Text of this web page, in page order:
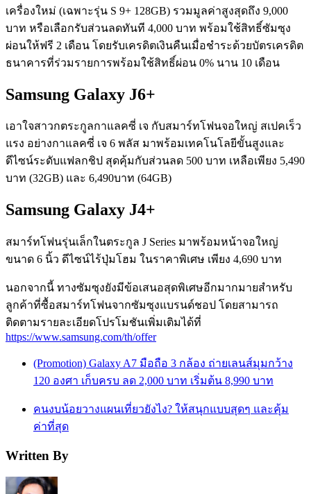
เครื่องใหม่ (เฉพาะรุ่น S 9+ 128GB) รวมมูลค่าสูงสุดถึง 9,000
บาท หรือเลือกรับส่วนลดทันที 4,000 บาท พร้อมใช้สิทธิ์ซัมซุง
ผ่อนให้ฟรี 2 เดือน โดยรับเครดิตเงินคืนเมื่อชำระด้วยบัตรเครดิต
ธนาคารที่ร่วมรายการพร้อมใช้สิทธิ์ผ่อน 0% นาน 10 เดือน
Samsung Galaxy J6+
เอาใจสาวกตระกูลกาแลคซี่ เจ กับสมาร์ทโฟนจอใหญ่ สเปคเร็ว
แรง อย่างกาแลคซี่ เจ 6 พลัส มาพร้อมเทคโนโลยีขั้นสูงและ
ดีไซน์ระดับแฟลกชิป สุดคุ้มกับส่วนลด 500 บาท เหลือเพียง 5,490
บาท (32GB) และ 6,490บาท (64GB)
Samsung Galaxy J4+
สมาร์ทโฟนรุ่นเล็กในตระกูล J Series มาพร้อมหน้าจอใหญ่
ขนาด 6 นิ้ว ดีไซน์ไร้ปุ่มโฮม ในราคาพิเศษ เพียง 4,690 บาท
นอกจากนี้ ทางซัมซุงยังมีข้อเสนอสุดพิเศษอีกมากมายสำหรับ
ลูกค้าที่ซื้อสมาร์ทโฟนจากซัมซุงแบรนด์ชอป โดยสามารถ
ติดตามรายละเอียดโปรโมชันเพิ่มเติมได้ที่
https://www.samsung.com/th/offer
(Promotion) Galaxy A7 มือถือ 3 กล้อง ถ่ายเลนส์มุมกว้าง
120 องศา เก็บครบ ลด 2,000 บาท เริ่มต้น 8,990 บาท
คนงบน้อยวางแผนเที่ยวยังไง? ให้สนุกแบบสุดๆ และคุ้ม
ค่าที่สุด
Written By